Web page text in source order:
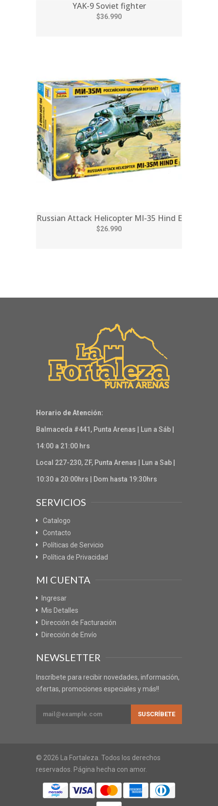
YAK-9 Soviet fighter
$36.990
Russian Attack Helicopter MI-35 Hind E
$26.990
Horario de Atención:
Balmaceda #441, Punta Arenas | Lun a Sáb |
14:00 a 21:00 hrs
Local 227-230, ZF, Punta Arenas | Lun a Sab |
10:30 a 20:00hrs | Dom hasta 19:30hrs
SERVICIOS
Catalogo
Contacto
Políticas de Servicio
Política de Privacidad
MI CUENTA
Ingresar
Mis Detalles
Dirección de Facturación
Dirección de Envío
NEWSLETTER
Inscríbete para recibir novedades, información,
ofertas, promociones especiales y más!!
© 2026 La Fortaleza. Todos los derechos
reservados. Página hecha con amor.